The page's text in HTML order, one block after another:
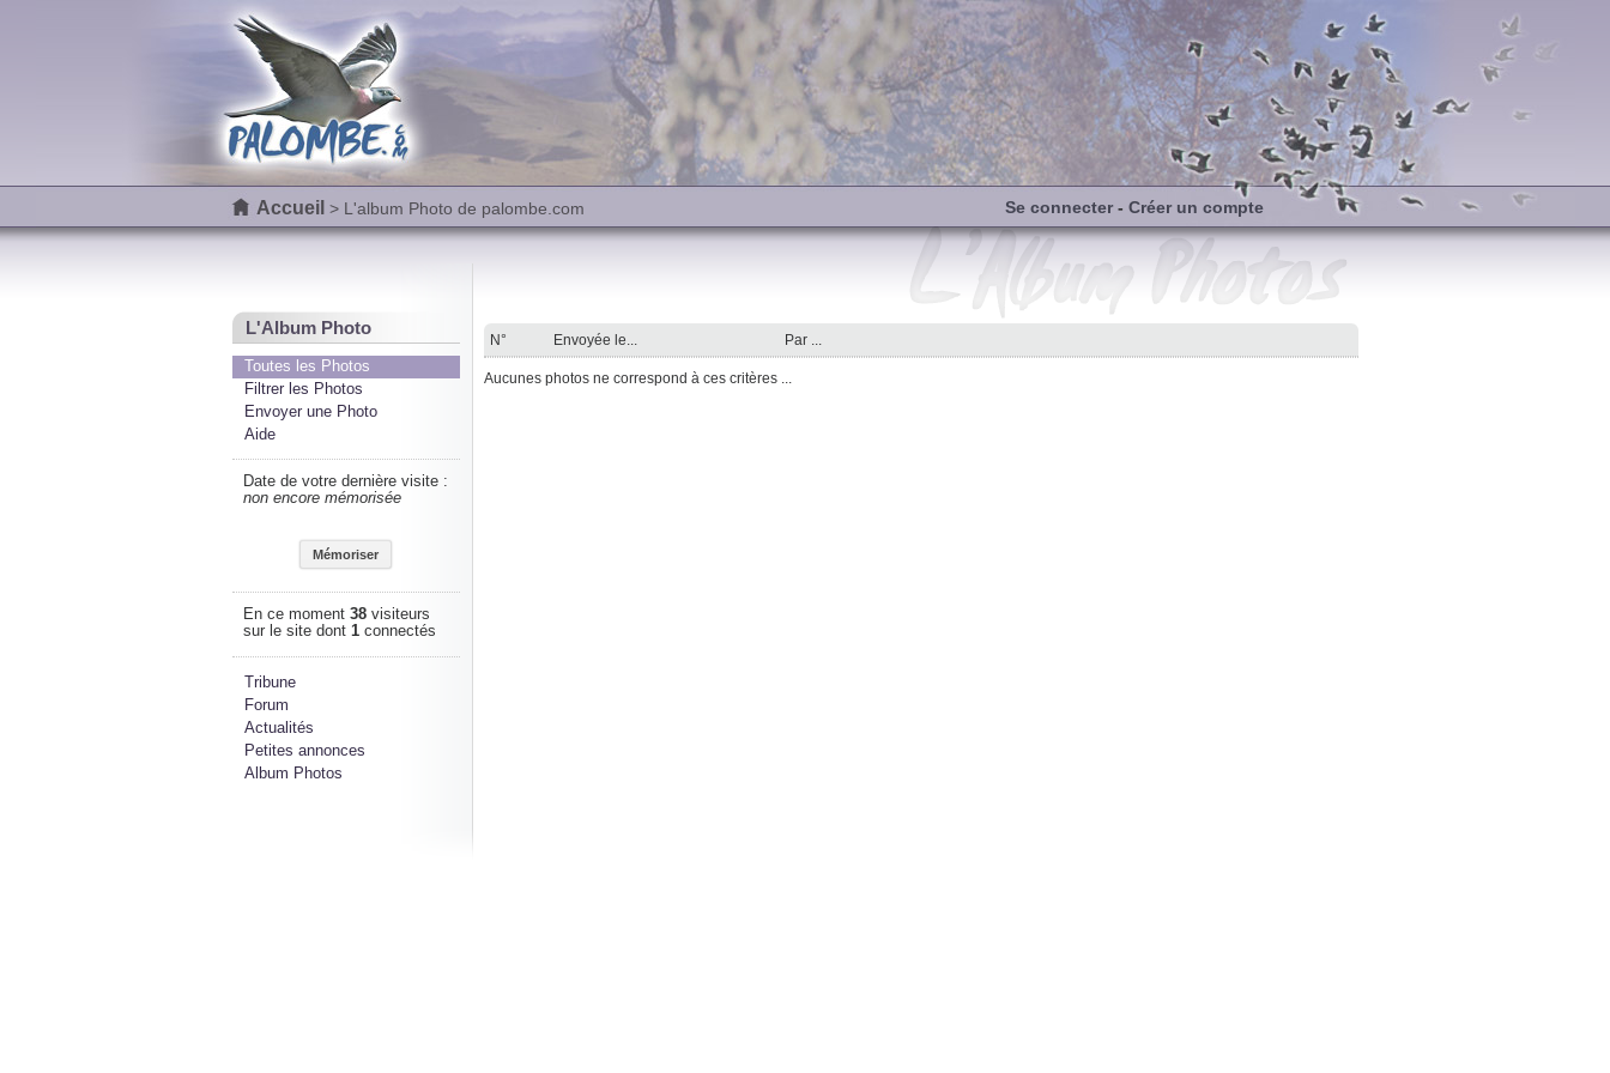
Accueil > L'album Photo de palombe.com Se connecter- Créer un compte
L'Album Photo
Toutes les Photos
Filtrer les Photos
Envoyer une Photo
Aide
Date de votre dernière visite :
non encore mémorisée
En ce moment 38visiteurs
sur le site dont 1connectés
Tribune
Forum
Actualités
Petites annonces
Album Photos
N° Envoyée le... Par ...
Aucunes photos ne correspond à ces critères ...